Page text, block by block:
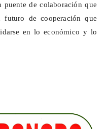
puente de colaboración que
futuro de cooperación que
en lo económico y lo